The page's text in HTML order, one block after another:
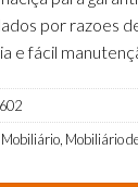
por razoes
e fácil
Mobiliário Mobiliário